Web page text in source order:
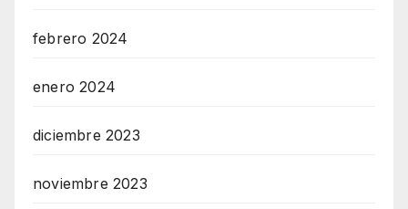
febrero 2024
enero 2024
diciembre 2023
noviembre 2023